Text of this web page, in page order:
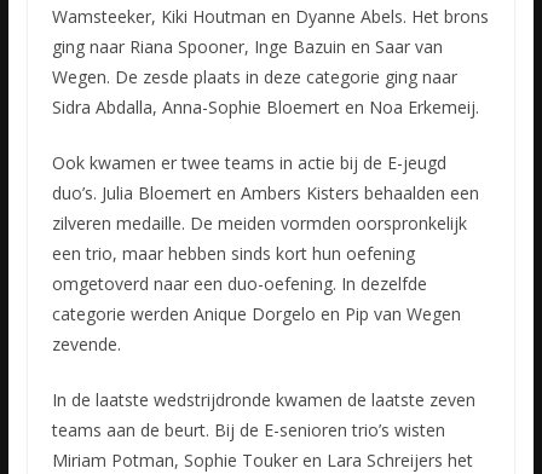
Wamsteeker, Kiki Houtman en Dyanne Abels. Het brons
ging naar Riana Spooner, Inge Bazuin en Saar van
Wegen. De zesde plaats in deze categorie ging naar
Sidra Abdalla, Anna-Sophie Bloemert en Noa Erkemeij.
Ook kwamen er twee teams in actie bij de E-jeugd
duo’s. Julia Bloemert en Ambers Kisters behaalden een
zilveren medaille. De meiden vormden oorspronkelijk
een trio, maar hebben sinds kort hun oefening
omgetoverd naar een duo-oefening. In dezelfde
categorie werden Anique Dorgelo en Pip van Wegen
zevende.
In de laatste wedstrijdronde kwamen de laatste zeven
teams aan de beurt. Bij de E-senioren trio’s wisten
Miriam Potman, Sophie Touker en Lara Schreijers het